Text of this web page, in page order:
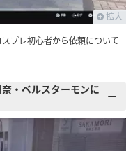
拡大
プレ初心者から依頼について
・ベルスターモンに